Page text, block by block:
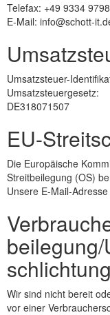
Telefax: +49 9334
E-Mail: info@schott-
Umsatzsteuer-
Umsatzsteuergesetz:
DE318071507
EU-
Die Europäische
Streitbeilegung (OS)
Unsere E-Mail-
Wir sind nicht bereit
vor einer